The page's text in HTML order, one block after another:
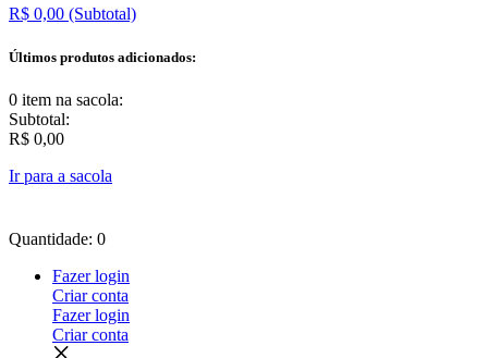
R$ 0,00 (Subtotal)
Últimos produtos adicionados:
0 item na sacola:
Subtotal:
R$ 0,00
Ir para a sacola
Quantidade: 0
Fazer login
Criar conta
Fazer login
Criar conta